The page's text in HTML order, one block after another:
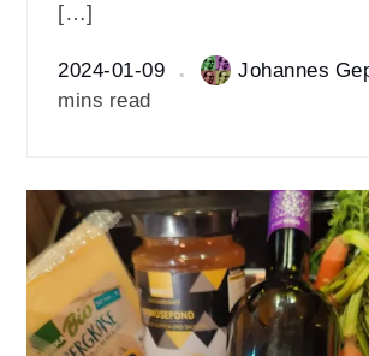
[…]
2024-01-09 Johannes
mins read